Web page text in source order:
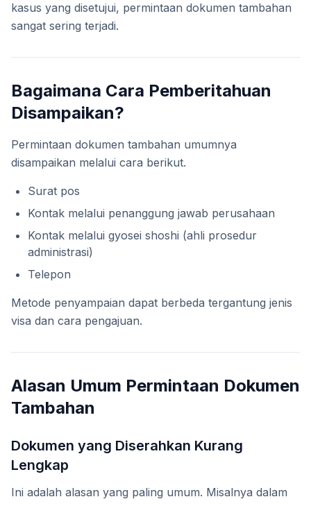
kasus yang disetujui, permintaan dokumen tambahan
sangat sering terjadi.
Bagaimana Cara Pemberitahuan
Disampaikan?
Permintaan dokumen tambahan umumnya
disampaikan melalui cara berikut.
Surat pos
Kontak melalui penanggung jawab perusahaan
Kontak melalui gyosei shoshi (ahli prosedur
administrasi)
Telepon
Metode penyampaian dapat berbeda tergantung jenis
visa dan cara pengajuan.
Alasan Umum Permintaan Dokumen
Tambahan
Dokumen yang Diserahkan Kurang
Lengkap
Ini adalah alasan yang paling umum. Misalnya dalam